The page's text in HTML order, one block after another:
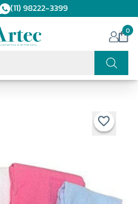
(11) 98222-3399
0